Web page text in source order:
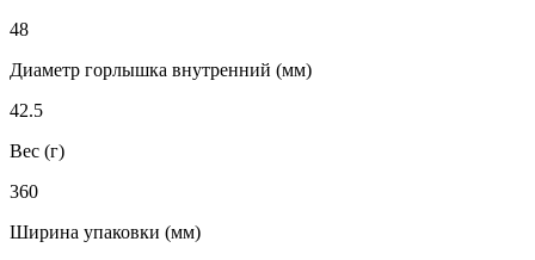
48
Диаметр горлышка внутренний (мм)
42.5
Вес (г)
360
Ширина упаковки (мм)